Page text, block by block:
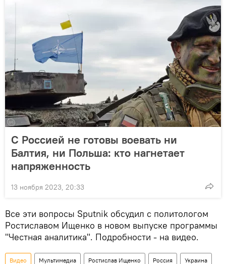
С Россией не готовы воевать ни
Балтия, ни Польша: кто нагнетает
напряженность
13 ноября 2023, 20:33
Все эти вопросы Sputnik обсудил с политологом
Ростиславом Ищенко в новом выпуске программы
"Честная аналитика". Подробности - на видео.
Видео Мультимедиа Ростислав Ищенко Россия Украина